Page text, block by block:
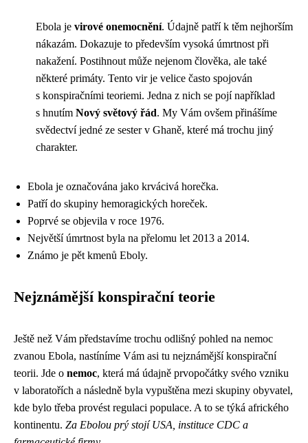
Ebola je virové onemocnění. Údajně patří k těm nejhorším
nákazám. Dokazuje to především vysoká úmrtnost při
nakažení. Postihnout může nejenom člověka, ale také
některé primáty. Tento vir je velice často spojován
s konspiračními teoriemi. Jedna z nich se pojí například
s hnutím Nový světový řád. My Vám ovšem přinášíme
svědectví jedné ze sester v Ghaně, které má trochu jiný
charakter.
Ebola je označována jako krvácivá horečka.
Patří do skupiny hemoragických horeček.
Poprvé se objevila v roce 1976.
Největší úmrtnost byla na přelomu let 2013 a 2014.
Známo je pět kmenů Eboly.
Nejznámější konspirační teorie
Ještě než Vám představíme trochu odlišný pohled na nemoc
zvanou Ebola, nastíníme Vám asi tu nejznámější konspirační
teorii. Jde o nemoc, která má údajně prvopočátky svého vzniku
v laboratořích a následně byla vypuštěna mezi skupiny obyvatel,
kde bylo třeba provést regulaci populace. A to se týká afrického
kontinentu. Za Ebolou prý stojí USA, instituce CDC a